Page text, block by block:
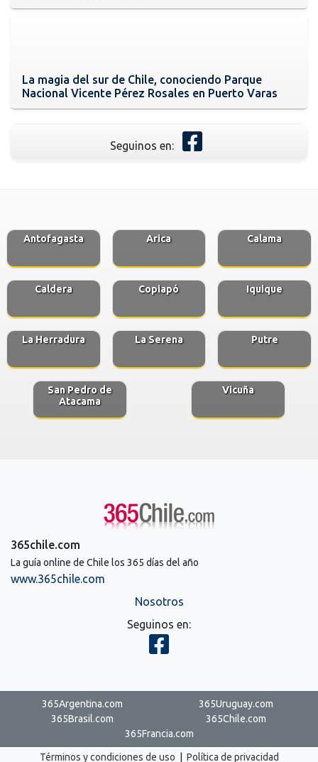
La magia del sur de Chile, conociendo Parque
Nacional Vicente Pérez Rosales en Puerto Varas
Seguinos en:
Antofagasta Arica Calama
Caldera Copiapó Iquique
La Herradura La Serena Putre
San Pedro de
Atacama
Vicuña
365chile.com
La guía online de Chile los 365 días del año
www.365chile.com
Nosotros
Seguinos en:
365Argentina.com
365Uruguay.com
365Brasil.com
365Chile.com
365Francia.com
Términos y condiciones de uso Política de privacidad